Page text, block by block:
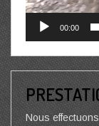
00:00
Nous